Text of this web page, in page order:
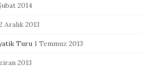
2014
Aralık 2013
Turu 1 Temmuz 2013
2013